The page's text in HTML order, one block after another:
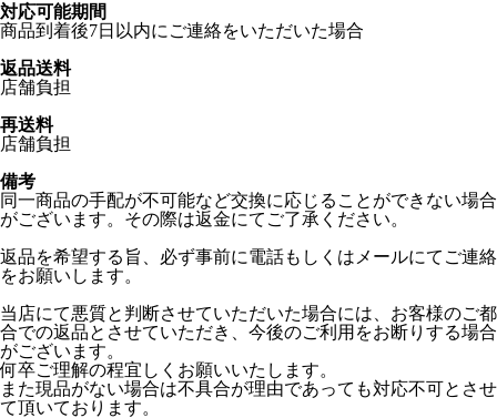
対応可能期間
商品到着後7日以内にご連絡をいただいた場合
返品送料
店舗負担
再送料
店舗負担
備考
同一商品の手配が不可能など交換に応じることができない場合
がございます。その際は返金にてご了承ください。
返品を希望する旨、必ず事前に電話もしくはメールにてご連絡
をお願いします。
当店にて悪質と判断させていただいた場合には、お客様のご都
合での返品とさせていただき、今後のご利用をお断りする場合
がございます。
何卒ご理解の程宜しくお願いいたします。
また現品がない場合は不具合が理由であっても対応不可とさせ
て頂いております。